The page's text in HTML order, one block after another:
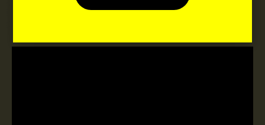
TATTOO STUDIO